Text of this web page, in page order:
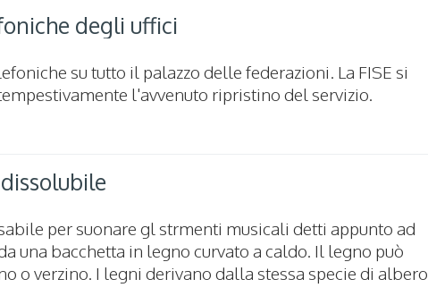
degli uffici
su tutto il palazzo delle federazioni. La FISE si
l'avvenuto ripristino del servizio.
per suonare gl strmenti musicali detti appunto ad
una bacchetta in legno curvato a caldo. Il legno può
o verzino. I legni derivano dalla stessa specie di albero